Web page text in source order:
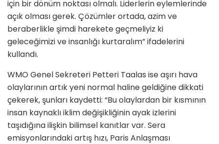
için bir dönüm noktası olmalı. Liderlerin eylemlerinde
açık olması gerek. Çözümler ortada, azim ve
beraberlikle şimdi harekete geçmeliyiz ki
geleceğimizi ve insanlığı kurtaralım” ifadelerini
kullandı.
WMO Genel Sekreteri Petteri Taalas ise aşırı hava
olaylarının artık yeni normal haline geldiğine dikkati
çekerek, şunları kaydetti: “Bu olaylardan bir kısmının
insan kaynaklı iklim değişikliğinin ayak izlerini
taşıdığına ilişkin bilimsel kanıtlar var. Sera
emisyonlarındaki artış hızı, Paris Anlaşması